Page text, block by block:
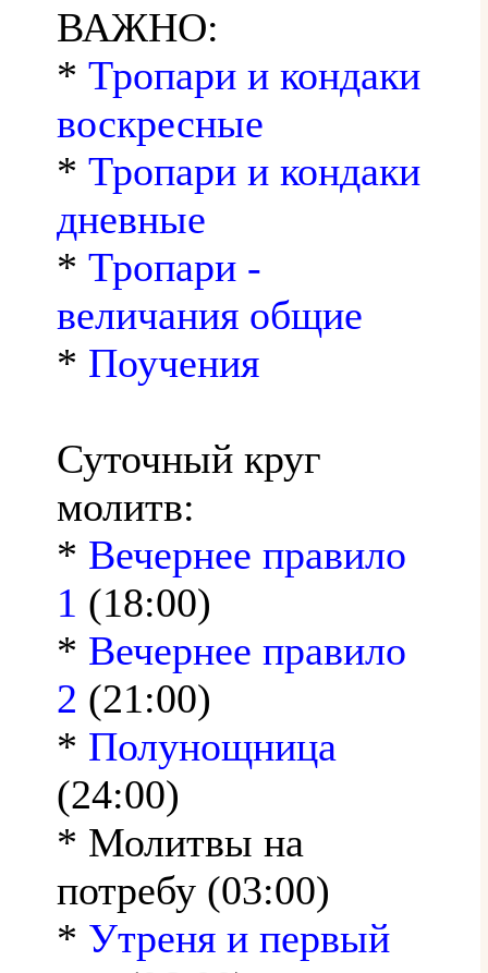
ВАЖНО:
* Тропари и кондаки
воскресные
* Тропари и кондаки
дневные
* Тропари -
величания общие
* Поучения
Суточный круг
молитв:
* Вечернее правило
1 (18:00)
* Вечернее правило
2 (21:00)
* Полунощница
(24:00)
* Молитвы на
потребу (03:00)
* Утреня и первый